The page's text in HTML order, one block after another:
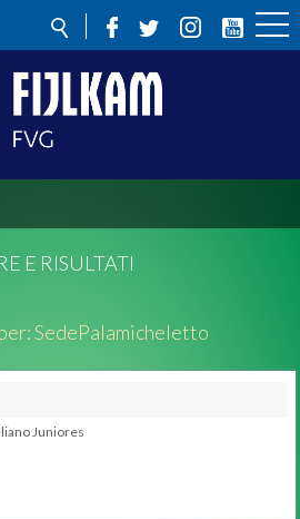
E RISULTATI
SedePalamicheletto
Juniores